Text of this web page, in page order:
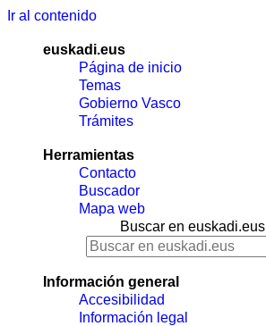
Ir al contenido
euskadi.eus
Página de inicio
Temas
Gobierno Vasco
Trámites
Herramientas
Contacto
Buscador
Mapa web
Buscar en euskadi.eus
Información general
Accesibilidad
Información legal